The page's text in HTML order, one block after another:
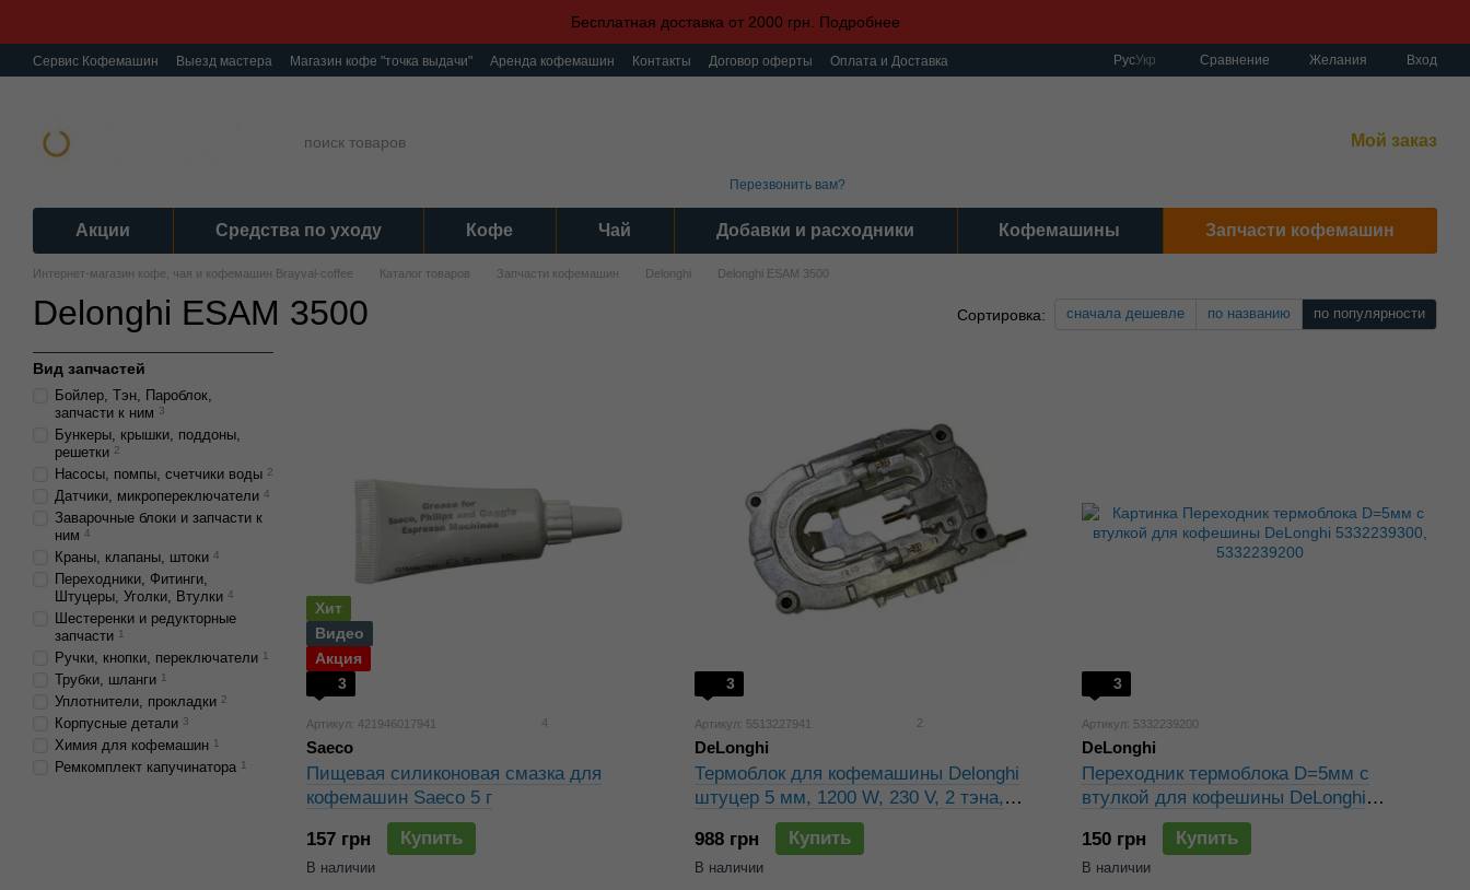
Бесплатная доставка от 2000 грн. Подробнее
Сервис Кофемашин Выезд мастера Магазин кофе "точка выдачи" Аренда кофемашин Контакты Договор оферты
Оплата и Доставка
РусУкр Сравнение Желания Вход
Перезвонить вам?
Мой заказ
Акции Средства по уходу Кофе Чай Добавки и расходники Кофемашины Запчасти кофемашин
Интернет-магазин кофе, чая и кофемашин Brayval-coffee Каталог товаров Запчасти кофемашин Delonghi Delonghi ESAM 3500
Delonghi ESAM 3500 Сортировка: сначала дешевле по названию по популярности
Хит
Видео
Акция
3
Артикул: 421946017941 4
Saeco
Пищевая силиконовая смазка для
кофемашин Saeco 5 г
157 грн
Купить
В наличии
3
Артикул: 5513227941 2
DeLonghi
Термоблок для кофемашины Delonghi
штуцер 5 мм, 1200 W, 230 V, 2 тэна,
5513227941, 5532139700
988 грн
Купить
В наличии
3
Артикул: 5332239200
DeLonghi
Переходник термоблока D=5мм с
втулкой для кофешины DeLonghi
5332239300, 5332239200
150 грн
Купить
В наличии
Вид запчастей
Бойлер, Тэн, Пароблок,
запчасти к ним 3
Бункеры, крышки, поддоны,
решетки 2
Насосы, помпы, счетчики воды 2
Датчики, микропереключатели 4
Заварочные блоки и запчасти к
ним 4
Краны, клапаны, штоки 4
Переходники, Фитинги,
Штуцеры, Уголки, Втулки 4
Шестеренки и редукторные
запчасти 1
Ручки, кнопки, переключатели 1
Трубки, шланги 1
Уплотнители, прокладки 2
Корпусные детали 3
Химия для кофемашин 1
Ремкомплект капучинатора 1